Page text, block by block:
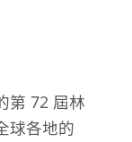
第 72 屆林
球各地的